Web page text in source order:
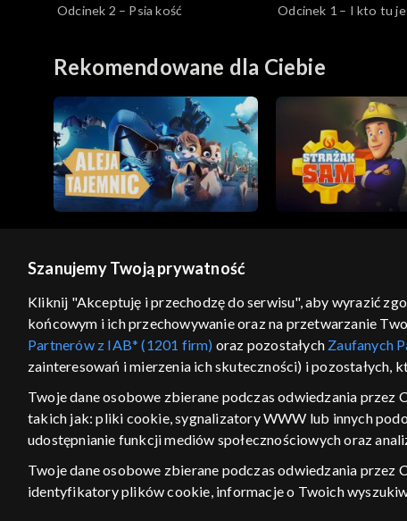
lasu
Odcinek 2 – Psia kość
lasu
Odcinek 1 – I kto tu
Rekomendowane dla Ciebie
ŁĄCZYSZ SIĘ SPOZA
Kraj, z którego się łączysz, to Stany
w związku z czym część tytułów na
materiały możesz
regulamin serwisu cennik polityka prywatności
Szanujemy Twoją prywatność
Kliknij "Akceptuję i przechodzę do serwisu", aby wyrazić
końcowym i ich przechowywanie oraz na przetwarzanie
Partnerów z IAB* (1201 firm) oraz pozostałych Zaufanych
zainteresowań i mierzenia ich skuteczności) i pozostałych,
Twoje dane osobowe zbierane podczas odwiedzania przez
takich jak: pliki cookie, sygnalizatory WWW lub innych
udostępnianie funkcji mediów społecznościowych oraz
Twoje dane osobowe zbierane podczas odwiedzania przez
identyfikatory plików cookie, informacje o Twoich